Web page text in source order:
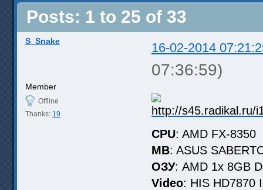
Posts: 1 to 25 of 33
S_Snake 16-02-2014
07:36:59)
Member
Offline
Thanks: 19
CPU: AMD FX-8350
MB: ASUS
ОЗУ: AMD 1x 8GB
Video: HIS HD7870